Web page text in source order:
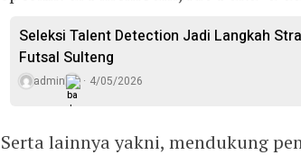
Seleksi Talent Detection Jadi Langkah
Futsal Sulteng
admin 4/05/2026
Serta lainnya yakni, mendukung